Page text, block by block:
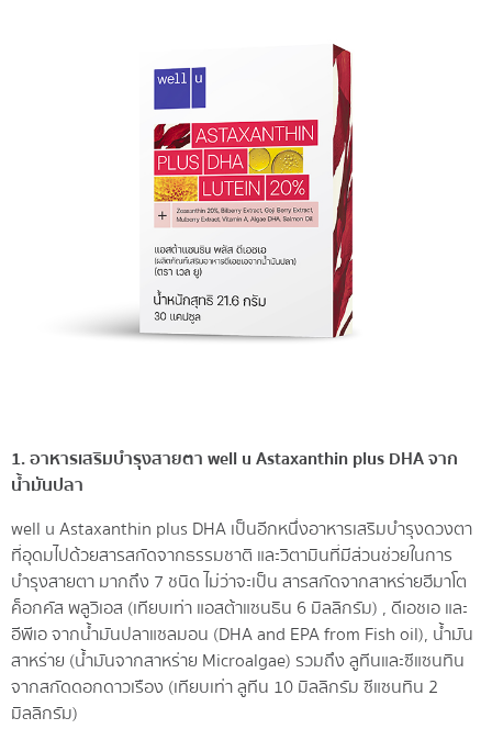
1. อาหารเสริมบำรุงสายตา well u Astaxanthin plus DHA จาก
น้ำมันปลา
well u Astaxanthin plus DHA เป็นอีกหนึ่งอาหารเสริมบำรุงดวงตา
ที่อุดมไปด้วยสารสกัดจากธรรมชาติ และวิตามินที่มีส่วนช่วยในการ
บำรุงสายตา มากถึง 7 ชนิด ไม่ว่าจะเป็น สารสกัดจากสาหร่ายฮีมาโต
ค็อกคัส พลูวิเอส (เทียบเท่า แอสต้าแซนธิน 6 มิลลิกรัม) , ดีเอชเอ และ
อีพีเอ จากน้ำมันปลาแซลมอน (DHA and EPA from Fish oil), น้ำมัน
สาหร่าย (น้ำมันจากสาหร่าย Microalgae) รวมถึง ลูทีนและซีแซนทิน
จากสกัดดอกดาวเรือง (เทียบเท่า ลูทีน 10 มิลลิกรัม ซีแซนทิน 2
มิลลิกรัม)